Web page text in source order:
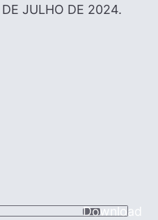
JULHO DE 2024.
Download